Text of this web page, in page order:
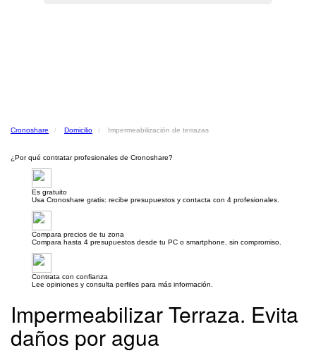
Cronoshare Domicilio Impermeabilización de terrazas
¿Por qué contratar profesionales de Cronoshare?
Es gratuito
Usa Cronoshare gratis: recibe presupuestos y contacta con 4 profesionales.
Compara precios de tu zona
Compara hasta 4 presupuestos desde tu PC o smartphone, sin compromiso.
Contrata con confianza
Lee opiniones y consulta perfiles para más información.
Impermeabilizar Terraza. Evita
daños por agua